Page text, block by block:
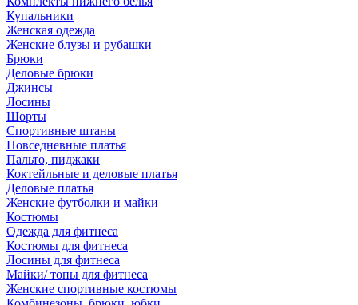
Купальники
Женская одежда
Женские блузы и рубашки
Брюки
Деловые брюки
Джинсы
Лосины
Шорты
Спортивные штаны
Повседневные платья
Пальто, пиджаки
Коктейльные и деловые платья
Деловые платья
Женские футболки и майки
Костюмы
Одежда для фитнеса
Костюмы для фитнеса
Лосины для фитнеса
Майки/ топы для фитнеса
Женские спортивные костюмы